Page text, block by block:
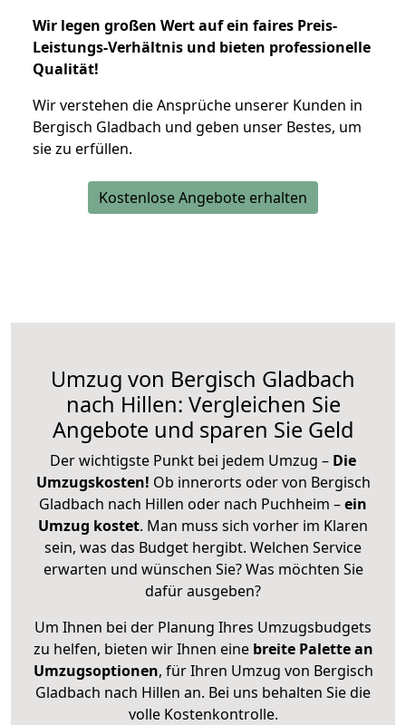
Wir legen großen Wert auf ein faires Preis-
Leistungs-Verhältnis und bieten professionelle
Qualität!
Wir verstehen die Ansprüche unserer Kunden in
Bergisch Gladbach und geben unser Bestes, um
sie zu erfüllen.
Kostenlose Angebote erhalten
Umzug von Bergisch Gladbach
nach Hillen: Vergleichen Sie
Angebote und sparen Sie Geld
Der wichtigste Punkt bei jedem Umzug – Die
Umzugskosten! Ob innerorts oder von Bergisch
Gladbach nach Hillen oder nach Puchheim –ein
Umzug kostet. Man muss sich vorher im Klaren
sein, was das Budget hergibt. Welchen Service
erwarten und wünschen Sie? Was möchten Sie
dafür ausgeben?
Um Ihnen bei der Planung Ihres Umzugsbudgets
zu helfen, bieten wir Ihnen eine breite Palette an
Umzugsoptionen, für Ihren Umzug von Bergisch
Gladbach nach Hillen an. Bei uns behalten Sie die
volle Kostenkontrolle.